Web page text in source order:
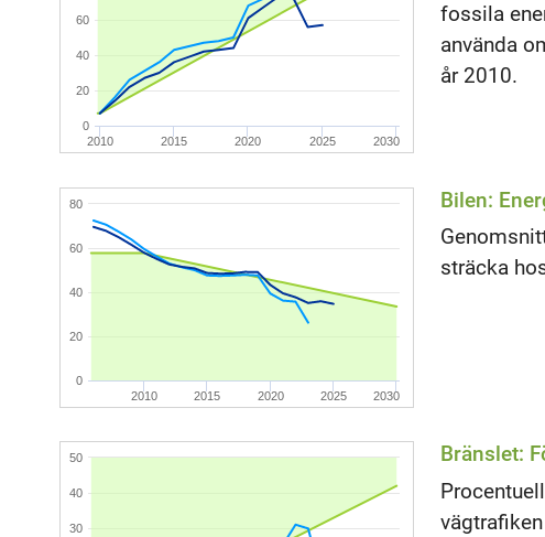
2010 2015 2020 2025 2030
0
20
40
60
fossila
använda
år 2010.
2010 2015 2020 2025 2030
0
20
40
60
80
Bilen:
sträcka
30
40
50
Bränslet:
vägtrafiken